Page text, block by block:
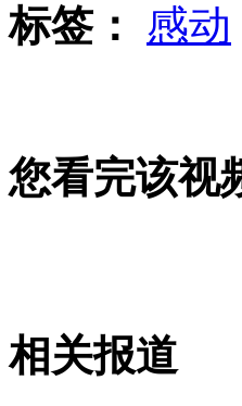
女孩北京地铁殴打老人
外交部：反对强权政治
安徽一实载49人客车翻车
标签：
感动
您看完该视
相关报道